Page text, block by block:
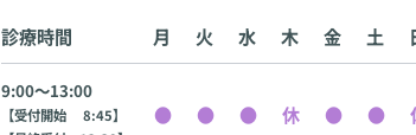
診療時間 月 火 水 木 金 土
9:00〜13:00
【受付開始 8:45】